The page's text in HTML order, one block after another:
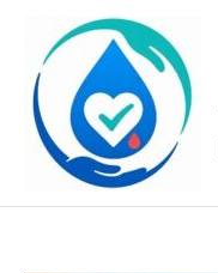
springen